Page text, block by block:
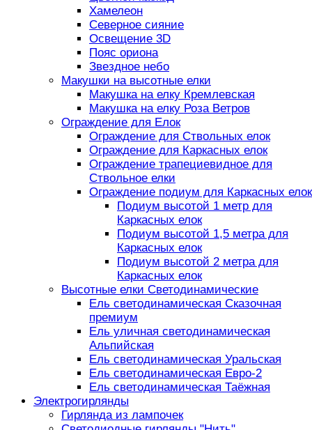
Хамелеон
Северное сияние
Освещение 3D
Пояс ориона
Звездное небо
Макушки на высотные елки
Макушка на елку Кремлевская
Макушка на елку Роза Ветров
Ограждение для Елок
Ограждение для Ствольных елок
Ограждение для Каркасных елок
Ограждение трапециевидное для
Ствольное елки
Ограждение подиум для Каркасных елок
Подиум высотой 1 метр для
Каркасных елок
Подиум высотой 1,5 метра для
Каркасных елок
Подиум высотой 2 метра для
Каркасных елок
Высотные елки Светодинамические
Ель светодинамическая Сказочная
премиум
Ель уличная светодинамическая
Альпийская
Ель светодинамическая Уральская
Ель светодинамическая Евро-2
Ель светодинамическая Таёжная
Электрогирлянды
Гирлянда из лампочек